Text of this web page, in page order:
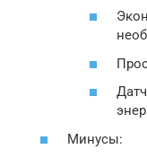
Минусы: